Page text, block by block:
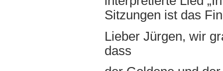
Sitzungen ist das
Lieber Jürgen, wir
dass